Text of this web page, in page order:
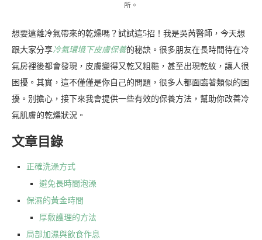
所。
想要遠離冷氣帶來的乾燥嗎？試試這5招！我是吳芮醫師，今天想
跟大家分享冷氣環境下皮膚保養的秘訣。很多朋友在長時間待在冷
氣房裡後都會發現，皮膚變得又乾又粗糙，甚至出現乾紋，讓人很
困擾。其實，這不僅僅是你自己的問題，很多人都面臨著類似的困
擾。別擔心，接下來我會提供一些有效的保養方法，幫助你改善冷
氣肌膚的乾燥狀況。
文章目錄
正確洗澡方式
避免長時間泡澡
保濕的黃金時間
厚敷護理的方法
局部加濕與飲食作息